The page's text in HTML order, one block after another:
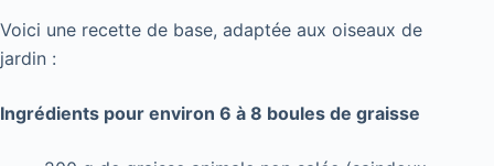
Voici une recette de base, adaptée aux oiseaux de
jardin :
Ingrédients pour environ 6 à 8 boules de graisse